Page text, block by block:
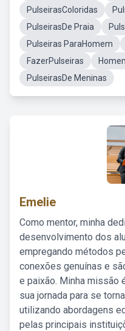
PulseirasColoridas
PulseirasDe Praia
Pulseiras ParaHomem
FazerPulseiras
PulseirasDe Meninas
Emelie
Como mentor, minha
desenvolvimento dos
empregando métodos
conexões genuínas e
e paixão. Minha missão
sua jornada para se
utilizando abordagens
pelas principais